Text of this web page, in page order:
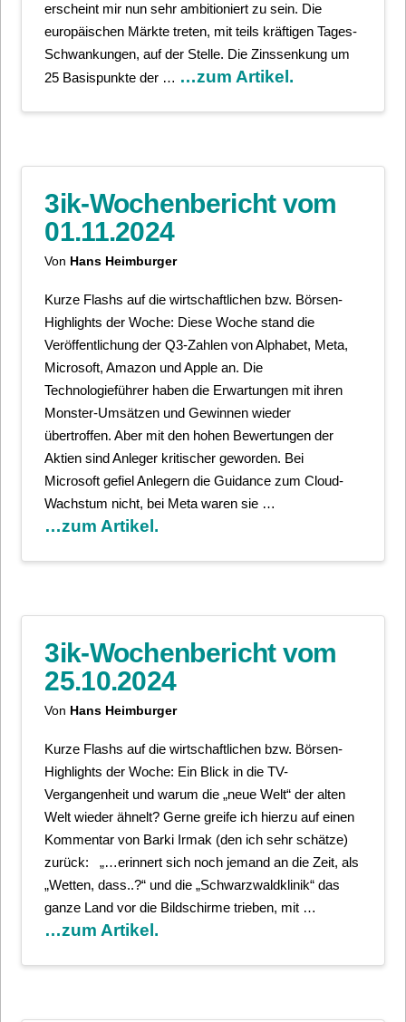
erscheint mir nun sehr ambitioniert zu sein. Die
europäischen Märkte treten, mit teils kräftigen Tages-
Schwankungen, auf der Stelle. Die Zinssenkung um
25 Basispunkte der … …zum Artikel.
3ik-Wochenbericht vom
01.11.2024
Von Hans Heimburger
Kurze Flashs auf die wirtschaftlichen bzw. Börsen-
Highlights der Woche: Diese Woche stand die
Veröffentlichung der Q3-Zahlen von Alphabet, Meta,
Microsoft, Amazon und Apple an. Die
Technologieführer haben die Erwartungen mit ihren
Monster-Umsätzen und Gewinnen wieder
übertroffen. Aber mit den hohen Bewertungen der
Aktien sind Anleger kritischer geworden. Bei
Microsoft gefiel Anlegern die Guidance zum Cloud-
Wachstum nicht, bei Meta waren sie …
…zum Artikel.
3ik-Wochenbericht vom
25.10.2024
Von Hans Heimburger
Kurze Flashs auf die wirtschaftlichen bzw. Börsen-
Highlights der Woche: Ein Blick in die TV-
Vergangenheit und warum die „neue Welt“ der alten
Welt wieder ähnelt? Gerne greife ich hierzu auf einen
Kommentar von Barki Irmak (den ich sehr schätze)
zurück: „…erinnert sich noch jemand an die Zeit, als
„Wetten, dass..?“ und die „Schwarzwaldklinik“ das
ganze Land vor die Bildschirme trieben, mit …
…zum Artikel.